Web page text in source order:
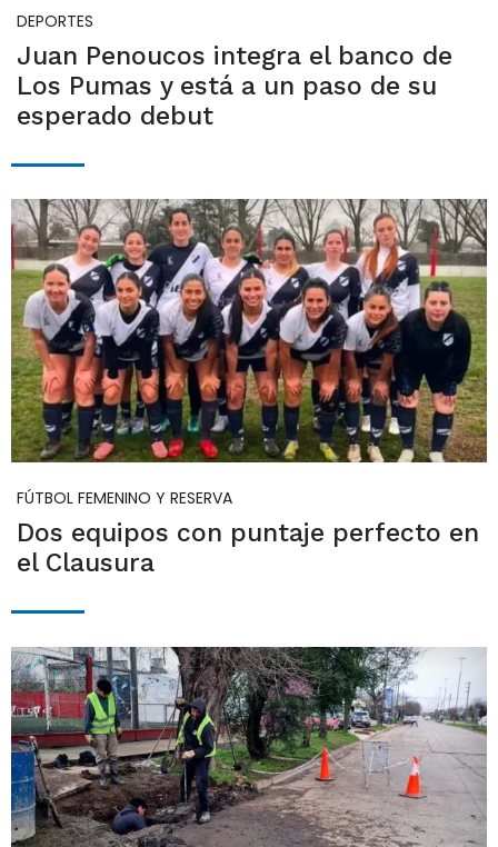
DEPORTES
Juan Penoucos integra el banco de
Los Pumas y está a un paso de su
esperado debut
FÚTBOL FEMENINO Y RESERVA
Dos equipos con puntaje perfecto en
el Clausura